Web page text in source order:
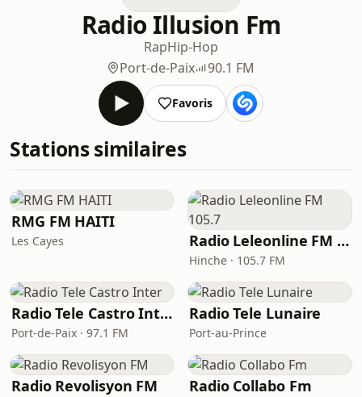
Radio Illusion Fm
RapHip-Hop
Port-de-Paix
90.1 FM
Favoris
Stations similaires
RMG FM HAITI
Les Cayes Radio Leleonline FM 105.7
Hinche · 105.7 FM
Radio Tele Castro Inter
Port-de-Paix · 97.1 FM
Radio Tele Lunaire
Port-au-Prince
Radio Revolisyon FM Radio Collabo Fm